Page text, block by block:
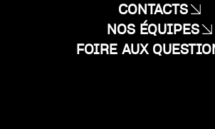
CONTACTS
NOS ÉQUIPES
FOIRE AUX